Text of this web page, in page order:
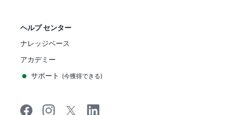
ヘルプ センター
ナレッジベース
アカデミー
サポート (今獲得できる)